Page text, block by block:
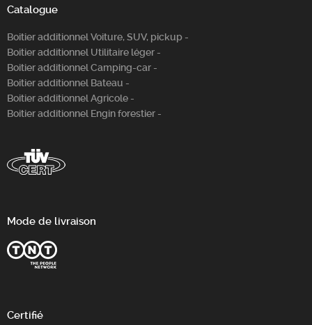
Catalogue
Boitier additionnel Voiture, SUV, pickup -
Boitier additionnel Utilitaire léger -
Boitier additionnel Camping-car -
Boitier additionnel Bateau -
Boitier additionnel Agricole -
Boitier additionnel Engin forestier -
Mode de livraison
Certifié